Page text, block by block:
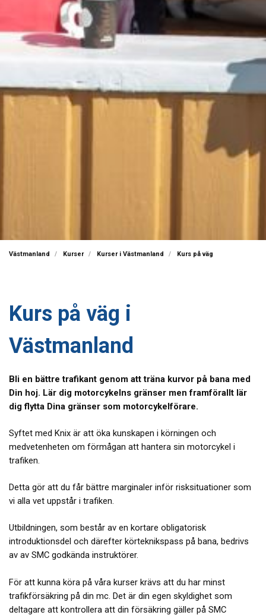
Västmanland Kurser Kurser i Västmanland Kurs på väg
Kurs på väg i
Västmanland
Bli en bättre trafikant genom att träna kurvor på bana med
Din hoj. Lär dig motorcykelns gränser men framförallt lär
dig flytta Dina gränser som motorcykelförare.
Syftet med Knix är att öka kunskapen i körningen och
medvetenheten om förmågan att hantera sin motorcykel i
trafiken.
Detta gör att du får bättre marginaler inför risksituationer som
vi alla vet uppstår i trafiken.
Utbildningen, som består av en kortare obligatorisk
introduktionsdel och därefter körteknikspass på bana, bedrivs
av av SMC godkända instruktörer.
För att kunna köra på våra kurser krävs att du har minst
trafikförsäkring på din mc. Det är din egen skyldighet som
deltagare att kontrollera att din försäkring gäller på SMC